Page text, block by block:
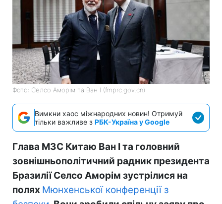
Фото: Селсо Аморім та Ван І (fmprc.gov.cn)
Вимкни хаос міжнародних новин! Отримуй
тільки важливе з РБК-Україна у Google
Глава МЗС Китаю Ван І та головний
зовнішньополітичний радник президента
Бразилії Селсо Аморім зустрілися на
полях Мюнхенської конференції з